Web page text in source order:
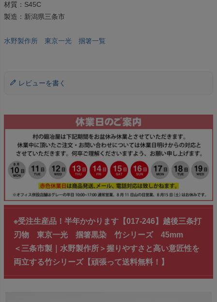
材質：S45C
製造：新潟県三条市
水野製作所 東京一光 掴箸一覧
レビューを書く
※受注生産品！半年かかります【017-246】越後三条打
刃物 東京一光 掴箸黒染 竹シリーズ 45mm
＜三条市製｜水野製作所＞握りやすさと高い意匠性を
両立する竹シリーズ【頑張って送料無料！】